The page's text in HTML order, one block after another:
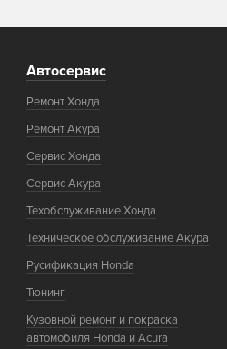
Автосервис
Ремонт Хонда
Ремонт Акура
Сервис Хонда
Сервис Акура
Техобслуживание Хонда
Техническое обслуживание Акура
Русификация Honda
Тюнинг
Кузовной ремонт и покраска
автомобиля Honda и Acura